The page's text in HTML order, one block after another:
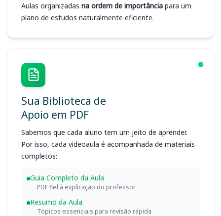
Aulas organizadas na ordem de importância para um
plano de estudos naturalmente eficiente.
Sua Biblioteca de
Apoio em PDF
Sabemos que cada aluno tem um jeito de aprender.
Por isso, cada videoaula é acompanhada de materiais
completos:
Guia Completo da Aula
PDF fiel à explicação do professor
Resumo da Aula
Tópicos essenciais para revisão rápida